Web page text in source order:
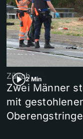
2 Min
Zürich
Zwei Männer
mit